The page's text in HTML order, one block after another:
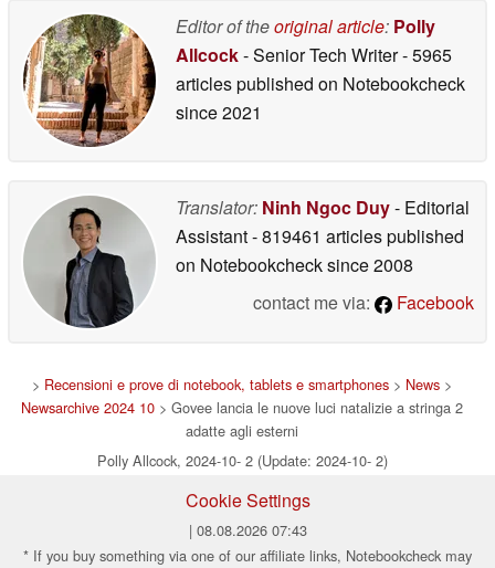
Editor of theoriginal article: Polly
Allcock- Senior Tech Writer- 5965
articles published on Notebookcheck
since 2021
Translator: Ninh Ngoc Duy- Editorial
Assistant- 819461 articles published
on Notebookchecksince 2008
contact me via:
Facebook
> Recensioni e prove di notebook, tablets e smartphones > News >
Newsarchive 2024 10 > Govee lancia le nuove luci natalizie a stringa 2
adatte agli esterni
Polly Allcock, 2024-10- 2 (Update: 2024-10- 2)
Cookie Settings
| 08.08.2026 07:43
* If you buy something via one of our affiliate links, Notebookcheck may